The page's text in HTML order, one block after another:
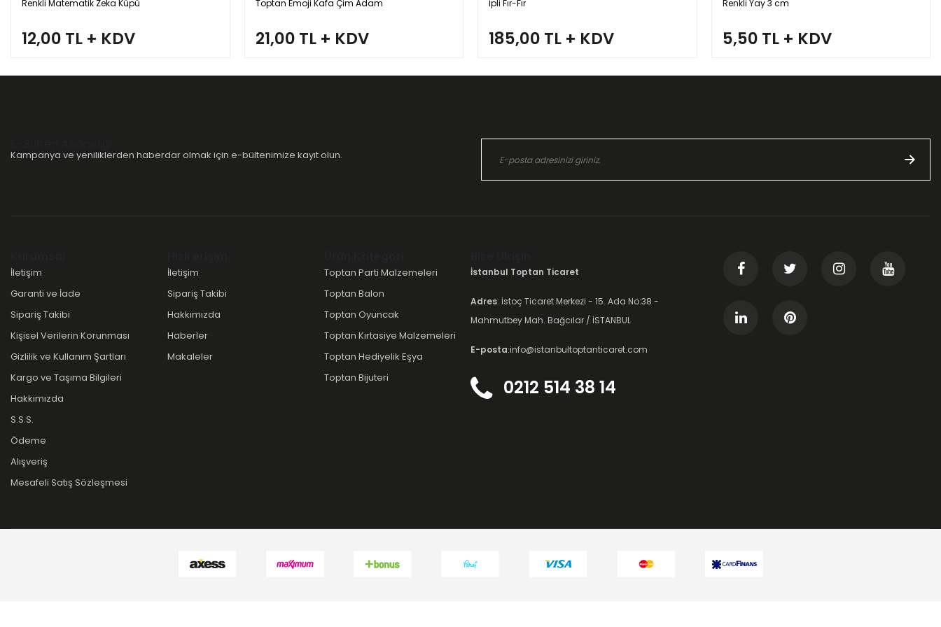
Renkli Matematik Zeka Küpü
12,00 TL + KDV
Toptan Emoji Kafa Çim Adam
21,00 TL + KDV
İpli Fır-Fır
185,00 TL + KDV
Renkli Yay 3 cm
5,50 TL + KDV
Kampanya ve yeniliklerden haberdar olmak için e-bültenimize kayıt olun.
İletişim
Garanti ve İade
Sipariş Takibi
Kişisel Verilerin Korunması
Gizlilik ve Kullanım Şartları
Kargo ve Taşıma Bilgileri
Hakkımızda
S.S.S.
Ödeme
Alışveriş
Mesafeli Satış Sözleşmesi
İletişim
Sipariş Takibi
Hakkımızda
Haberler
Makaleler
Toptan Parti Malzemeleri
Toptan Balon
Toptan Oyuncak
Toptan Kırtasiye Malzemeleri
Toptan Hediyelik Eşya
Toptan Bijuteri
İstanbul Toptan Ticaret
Adres: İstoç Ticaret Merkezi - 15. Ada No:38 -
Mahmutbey Mah. Bağcılar / İSTANBUL
E-posta:info@istanbultoptanticaret.com
0212 514 38 14